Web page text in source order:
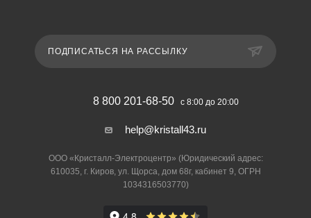
ПОДПИСАТЬСЯ НА РАССЫЛКУ
8 800 201-68-50 с 8:00 до 20:00
help@kristall43.ru
ООО «Кристалл-Электроцентр» (Юридический адрес:
610035, г. Киров, ул. Щорса, дом 68г, кабинет 9, ОГРН
1034316503770)